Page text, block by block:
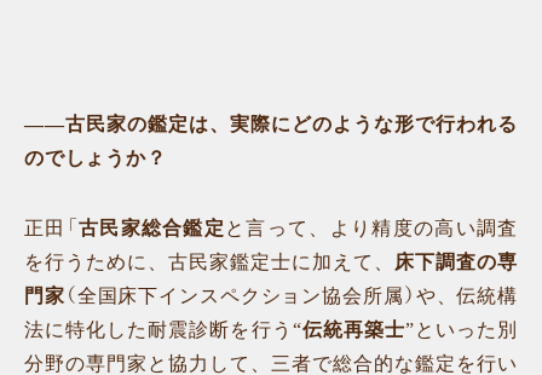
——古民家の鑑定は、実際にどのような形で行われる
のでしょうか？
正田「 古民家総合鑑定 と言って、より精度の高い調査
を行うために、古民家鑑定士に加えて、
床下調査の専
門家 （全国床下インスペクション協会所属）や、伝統構
法に特化した耐震診断を行う“伝統再築士”といった別
分野の専門家と協力して、三者で総合的な鑑定を行い